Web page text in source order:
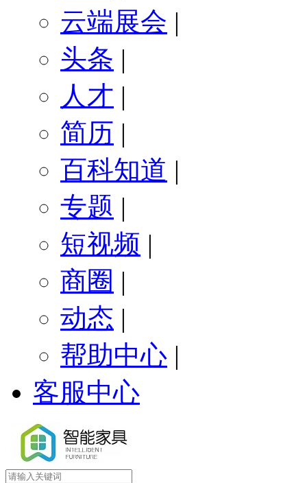
云端展会 |
头条 |
人才 |
简历 |
百科知道 |
专题 |
短视频 |
商圈 |
动态 |
帮助中心 |
客服中心